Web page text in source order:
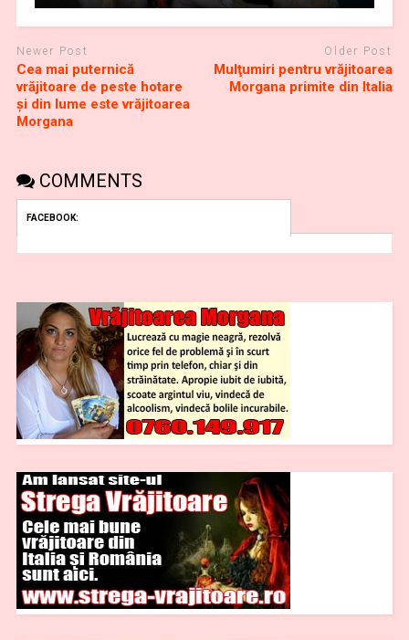
Newer Post
Cea mai puternică
vrăjitoare de peste hotare
și din lume este vrăjitoarea
Morgana
Older Post
Mulţumiri pentru vrăjitoarea
Morgana primite din Italia
COMMENTS
FACEBOOK: